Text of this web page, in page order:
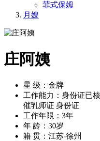
菲式保姆
月嫂
庄阿姨
星 级：金牌
工作能力：身份证已
催乳师证 身份证
工作年限：3年
年 龄：30岁
籍 贯：江苏-徐州